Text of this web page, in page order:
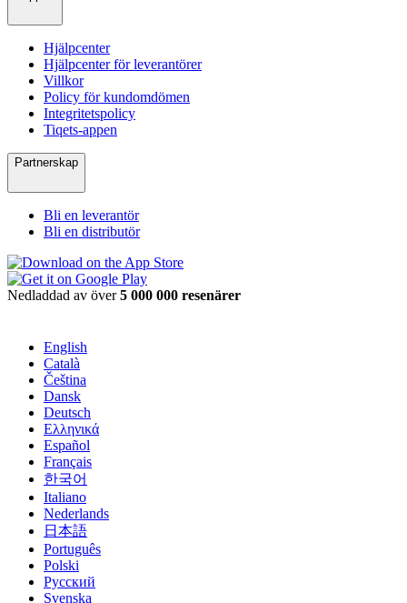
Hjälpcenter
Hjälpcenter för leverantörer
Villkor
Policy för kundomdömen
Integritetspolicy
Tiqets-appen
Partnerskap
Bli en leverantör
Bli en distributör
Nedladdad av över5 000 000 resenärer
English
Català
Čeština
Dansk
Deutsch
Ελληνικά
Español
Français
한국어
Italiano
Nederlands
日本語
Português
Polski
Русский
Svenska